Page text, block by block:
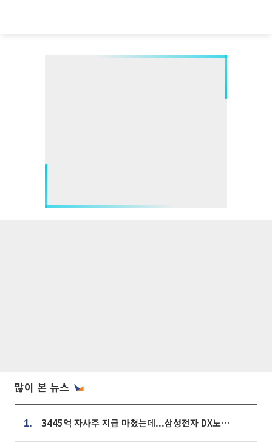
많이 본 뉴스
1. 3445억 자사주 지급 마쳤는데...삼성전자 DX노조, 뒤늦은 '떼쓰기 집회'